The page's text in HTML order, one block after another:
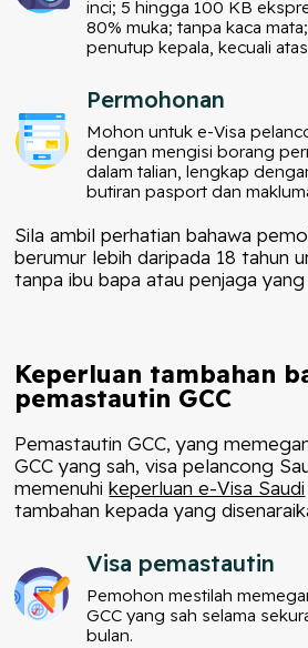
inci; 5 hingga 100 KB
80% muka; tanpa kaca
penutup kepala, kecuali
Permohonan
Mohon untuk e-Visa
dengan mengisi borang
dalam talian, lengkap
butiran pasport dan
Sila ambil perhatian bahawa
berumur lebih daripada 18 tahun
tanpa ibu bapa atau penjaga yang
Keperluan tambahan
pemastautin GCC
Pemastautin GCC, yang
GCC yang sah, visa pelancong
memenuhikeperluan e-Visa Saudi
tambahan kepada yang
Visa pemastautin
Pemohon mestilah
GCC yang sah selama
bulan.